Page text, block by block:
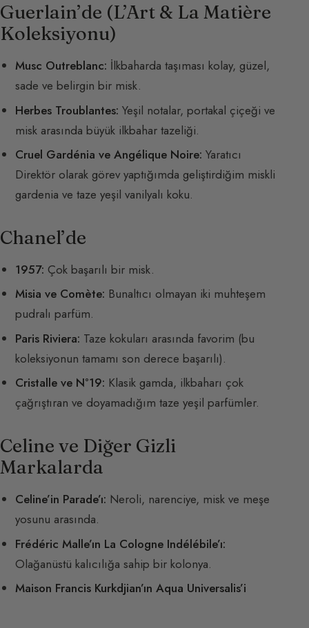
Guerlain’de (L’Art & La Matière
Koleksiyonu)
Musc Outreblanc: İlkbaharda taşıması kolay, güzel,
sade ve belirgin bir misk.
Herbes Troublantes: Yeşil notalar, portakal çiçeği ve
misk arasında büyük ilkbahar tazeliği.
Cruel Gardénia ve Angélique Noire: Yaratıcı
Direktör olarak görev yaptığımda geliştirdiğim miskli
gardenia ve taze yeşil vanilyalı koku.
Chanel’de
1957: Çok başarılı bir misk.
Misia ve Comète: Bunaltıcı olmayan iki muhteşem
pudralı parfüm.
Paris Riviera: Taze kokuları arasında favorim (bu
koleksiyonun tamamı son derece başarılı).
Cristalle ve N°19: Klasik gamda, ilkbaharı çok
çağrıştıran ve doyamadığım taze yeşil parfümler.
Celine ve Diğer Gizli
Markalarda
Celine’in Parade’ı: Neroli, narenciye, misk ve meşe
yosunu arasında.
Frédéric Malle’ın La Cologne Indélébile’ı:
Olağanüstü kalıcılığa sahip bir kolonya.
Maison Francis Kurkdjian’ın Aqua Universalis’i